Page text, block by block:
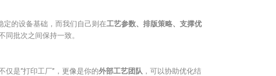
的设备基础，而我们自己则在工艺参数、排版策略、支撑优
同批次之间保持一致。
是“打印工厂”，更像是你的外部工艺团队 ，可以协助优化结